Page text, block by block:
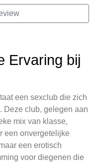
Ervaring bij
een sexclub die zich
Deze club, gelegen aan
mix van klasse,
een onvergetelijke
een erotisch
voor diegenen die